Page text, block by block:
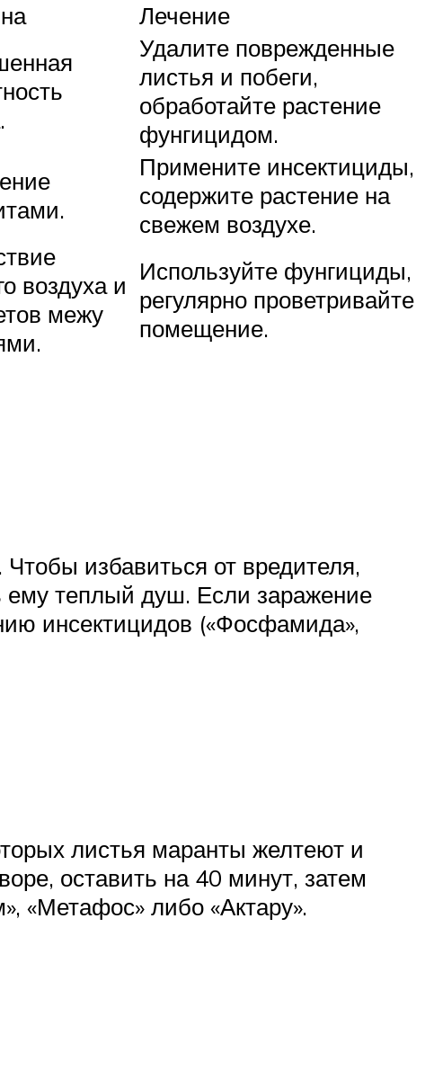
Лечение
Удалите поврежденные
листья и побеги,
обработайте растение
фунгицидом.
Примените инсектициды,
содержите растение на
свежем воздухе.
воздуха и
межу
Используйте фунгициды,
регулярно проветривайте
помещение.
избавиться от вредителя,
ему теплый душ. Если заражение
инсектицидов («Фосфамида»,
листья маранты желтеют и
оставить на 40 минут, затем
«Метафос» либо «Актару».